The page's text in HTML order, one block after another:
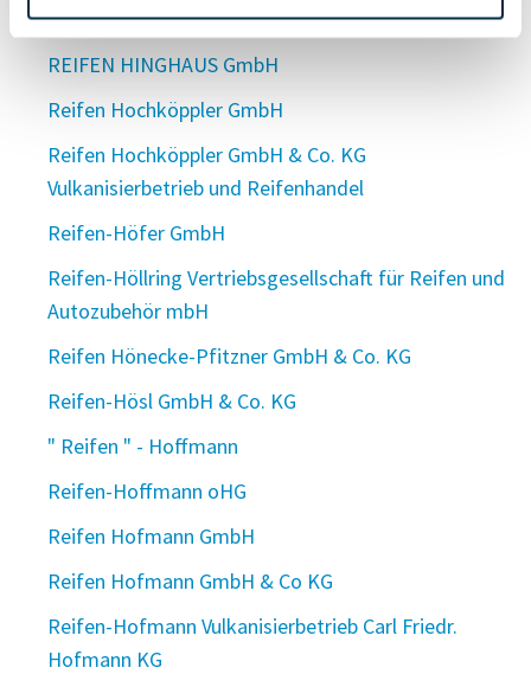
Reifen-Hightec OHG
REIFEN HINGHAUS GmbH
Reifen Hochköppler GmbH
Reifen Hochköppler GmbH & Co. KG
Vulkanisierbetrieb und Reifenhandel
Reifen-Höfer GmbH
Reifen-Höllring Vertriebsgesellschaft für Reifen und
Autozubehör mbH
Reifen Hönecke-Pfitzner GmbH & Co. KG
Reifen-Hösl GmbH & Co. KG
" Reifen " - Hoffmann
Reifen-Hoffmann oHG
Reifen Hofmann GmbH
Reifen Hofmann GmbH & Co KG
Reifen-Hofmann Vulkanisierbetrieb Carl Friedr.
Hofmann KG